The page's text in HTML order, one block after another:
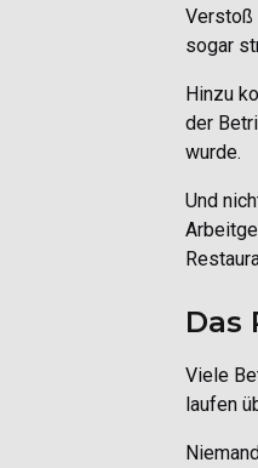
Verstoß
sogar
Hinzu
der
wurde.
Und
Das
Viele
laufen